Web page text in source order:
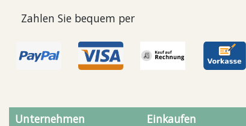
Zahlen Sie bequem per
Unternehmen Einkaufen